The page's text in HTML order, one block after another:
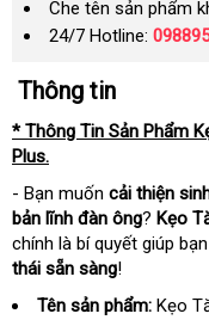
Che tên sản phẩm
24/7 Hotline:
Thông tin
* Thông Tin Sản Phẩm
Plus.
- Bạn muốn cải thiện
bản lĩnh đàn ông? Kẹo
chính là bí quyết giúp bạn
thái sẵn sàng!
Tên sản phẩm: Kẹo